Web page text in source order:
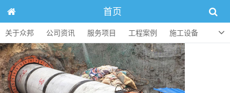
首页
关于众邦 公司资讯 服务项目 工程案例
施工设备
人才招聘
顶管知识 联系方式